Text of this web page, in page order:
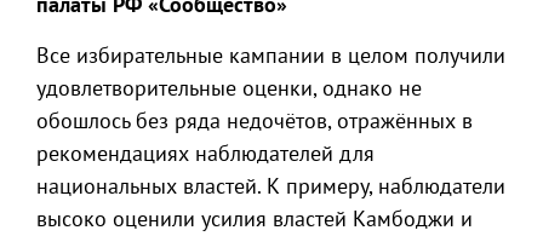
Все избирательные кампании в целом получили
удовлетворительные оценки, однако не
обошлось без ряда недочётов, отражённых в
рекомендациях наблюдателей для
национальных властей. К примеру, наблюдатели
высоко оценили усилия властей Камбоджи и